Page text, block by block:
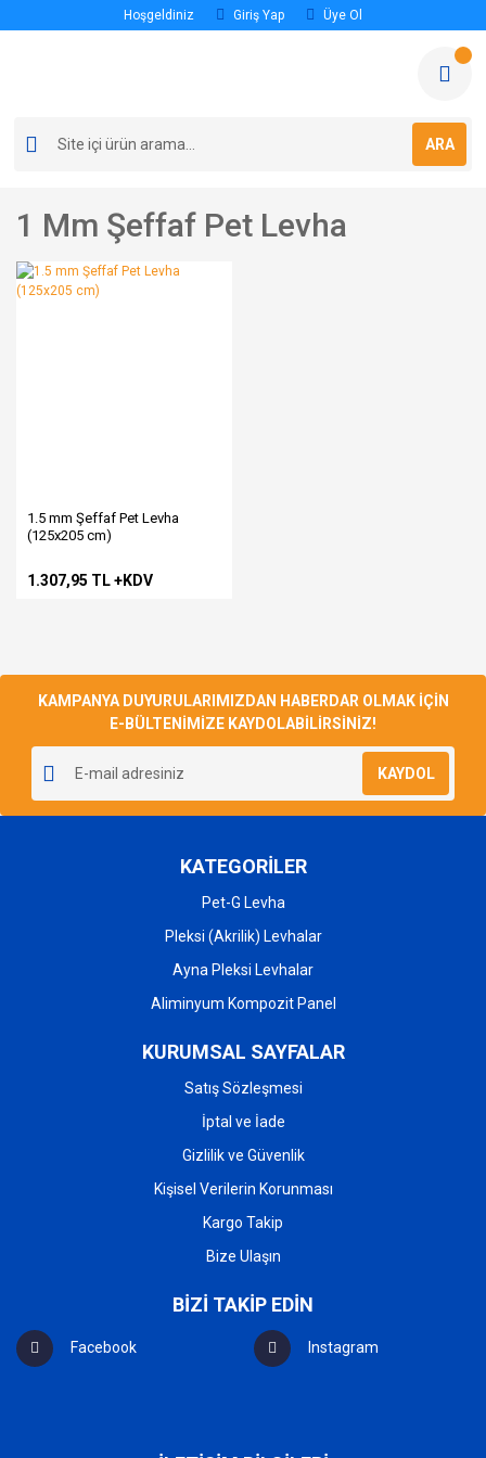
Hoşgeldiniz Giriş Yap Üye Ol
ARA
1 Mm Şeffaf Pet Levha
1.5 mm Şeffaf Pet Levha
(125x205 cm)
1.307,95 TL +KDV
KAMPANYA DUYURULARIMIZDAN HABERDAR OLMAK İÇİN
E-BÜLTENİMİZE KAYDOLABİLİRSİNİZ!
KAYDOL
KATEGORİLER
Pet-G Levha
Pleksi (Akrilik) Levhalar
Ayna Pleksi Levhalar
Aliminyum Kompozit Panel
KURUMSAL SAYFALAR
Satış Sözleşmesi
İptal ve İade
Gizlilik ve Güvenlik
Kişisel Verilerin Korunması
Kargo Takip
Bize Ulaşın
BİZİ TAKİP EDİN
Facebook Instagram